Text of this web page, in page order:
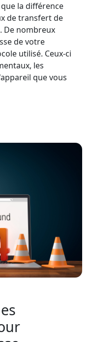
la différence
de transfert de
De nombreux
de votre
utilisé. Ceux-ci
les
que vous